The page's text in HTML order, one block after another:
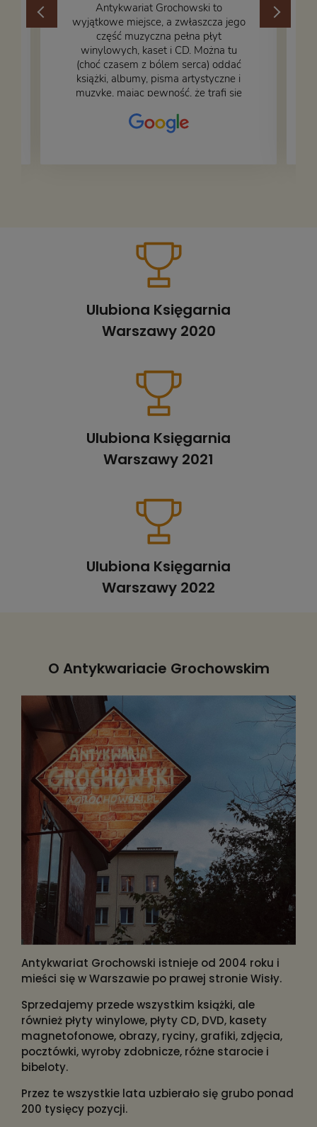
​Antykwariat Grochowski to
wyjątkowe miejsce, a zwłaszcza jego
część muzyczna pełna płyt
winylowych, kaset i CD. Można tu
(choć czasem z bólem serca) oddać
książki, albumy, pisma artystyczne i
muzykę, mając pewność, że trafi się
– nasze książki w trakcie
przepakowywania. Część oddaliśmy
Ulubiona Księgarnia
Warszawy 2020
Ulubiona Księgarnia
Warszawy 2021
Ulubiona Księgarnia
Warszawy 2022
O Antykwariacie Grochowskim
Antykwariat Grochowski istnieje od 2004 roku i
mieści się w Warszawie po prawej stronie Wisły.
Sprzedajemy przede wszystkim książki, ale
również płyty winylowe, płyty CD, DVD, kasety
magnetofonowe, obrazy, ryciny, grafiki, zdjęcia,
pocztówki, wyroby zdobnicze, różne starocie i
bibeloty.
Przez te wszystkie lata uzbierało się grubo ponad
200 tysięcy pozycji.